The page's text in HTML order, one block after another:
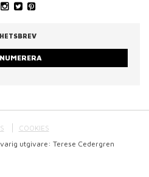
COOKIES
utgivare: Terese Cedergren